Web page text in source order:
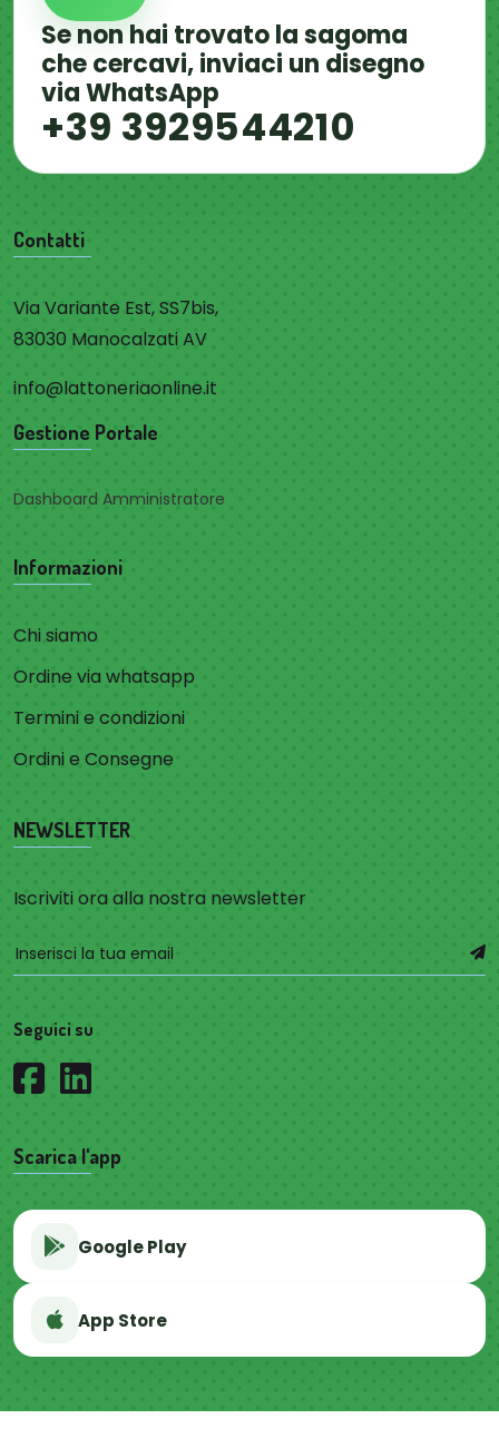
Se non hai trovato la sagoma
che cercavi, inviaci un disegno
via WhatsApp
+39 3929544210
Contatti
Via Variante Est, SS7bis,
83030 Manocalzati AV
info@lattoneriaonline.it
Gestione Portale
Dashboard Amministratore
Informazioni
Chi siamo
Ordine via whatsapp
Termini e condizioni
Ordini e Consegne
NEWSLETTER
Iscriviti ora alla nostra newsletter
Seguici su
Scarica l'app
Google Play
App Store